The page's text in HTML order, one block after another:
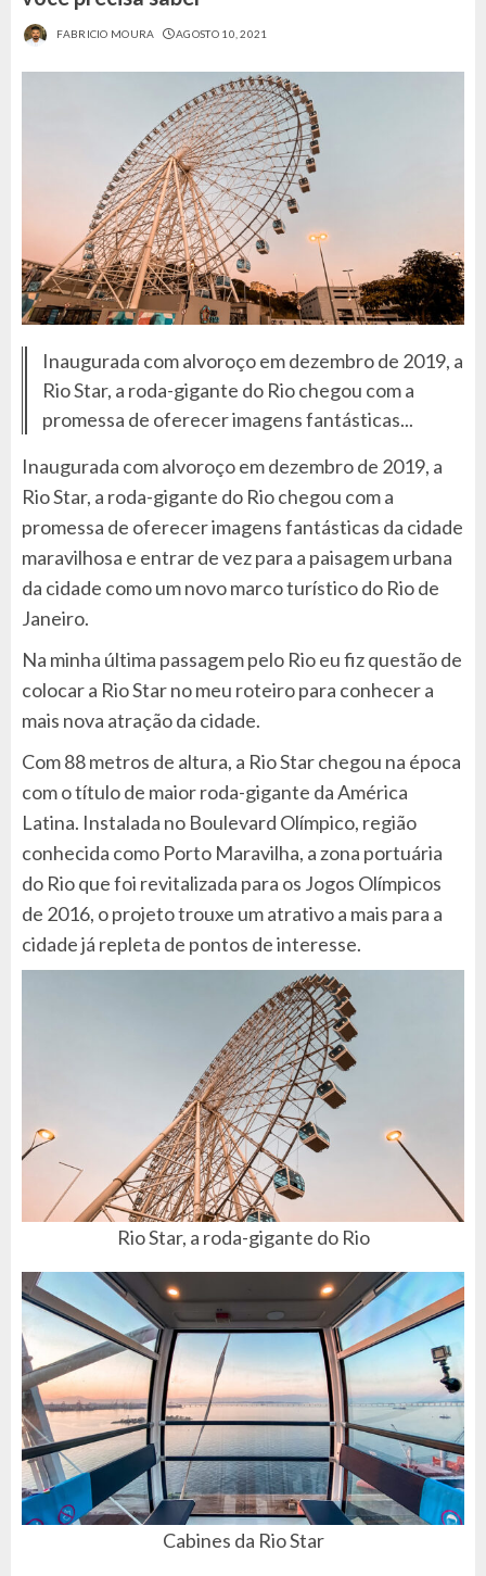
FABRICIO MOURA AGOSTO 10, 2021
Inaugurada com alvoroço em dezembro de 2019, a
Rio Star, a roda-gigante do Rio chegou com a
promessa de oferecer imagens fantásticas...
Inaugurada com alvoroço em dezembro de 2019, a
Rio Star, a roda-gigante do Rio chegou com a
promessa de oferecer imagens fantásticas da cidade
maravilhosa e entrar de vez para a paisagem urbana
da cidade como um novo marco turístico do Rio de
Janeiro.
Na minha última passagem pelo Rio eu fiz questão de
colocar a Rio Star no meu roteiro para conhecer a
mais nova atração da cidade.
Com 88 metros de altura, a Rio Star chegou na época
com o título de maior roda-gigante da América
Latina. Instalada no Boulevard Olímpico, região
conhecida como Porto Maravilha, a zona portuária
do Rio que foi revitalizada para os Jogos Olímpicos
de 2016, o projeto trouxe um atrativo a mais para a
cidade já repleta de pontos de interesse.
Rio Star, a roda-gigante do Rio
Cabines da Rio Star